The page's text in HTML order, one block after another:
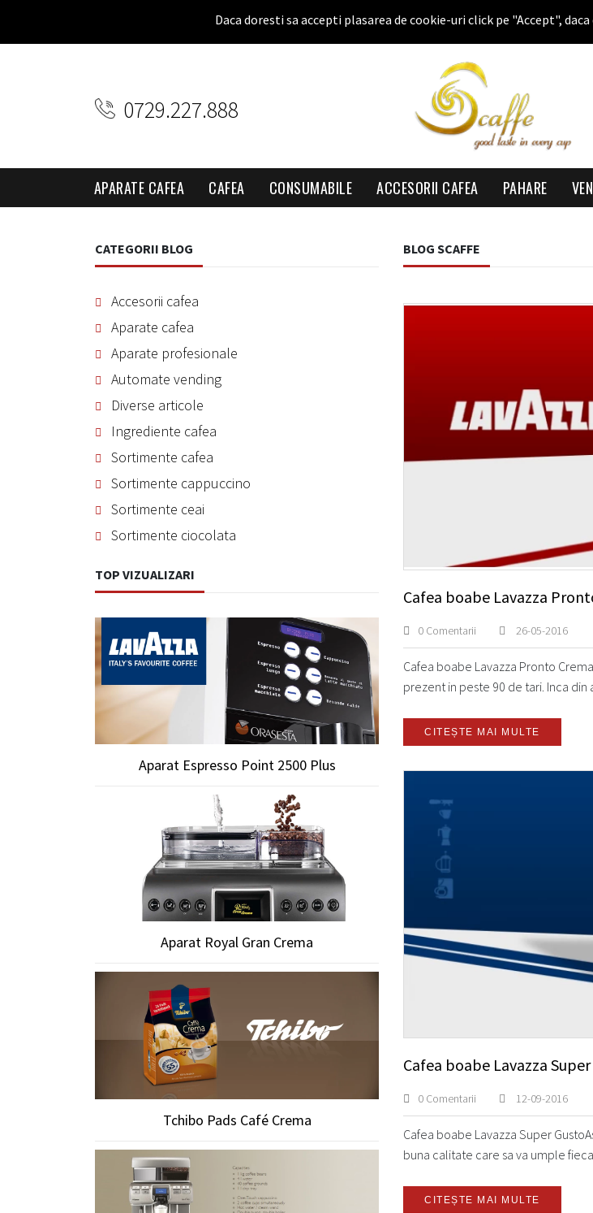
Daca doresti sa accepti plasarea de cookie-uri click pe "Accept",
0729.227.888
APARATE CAFEA CAFEA CONSUMABILE ACCESORII CAFEA PAHARE
CATEGORII BLOG
Accesorii cafea
Aparate cafea
Aparate profesionale
Automate vending
Diverse articole
Ingrediente cafea
Sortimente cafea
Sortimente cappuccino
Sortimente ceai
Sortimente ciocolata
TOP VIZUALIZARI
Aparat Espresso Point 2500 Plus
Aparat Royal Gran Crema
Tchibo Pads Café Crema
BLOG SCAFFE
Cafea boabe Lavazza
0 Comentarii 26-05-2016
Cafea boabe Lavazza Pronto
prezent in peste 90 de tari. Inca din
CITEȘTE MAI MULTE
Cafea boabe Lavazza
0 Comentarii 12-09-2016
Cafea boabe Lavazza Super
buna calitate care sa va umple
CITEȘTE MAI MULTE